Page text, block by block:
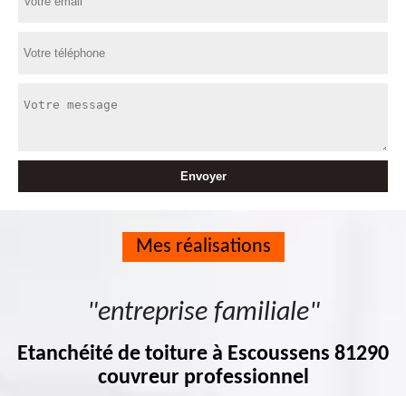
Mes réalisations
"entreprise familiale"
Etanchéité de toiture à Escoussens 81290
couvreur professionnel